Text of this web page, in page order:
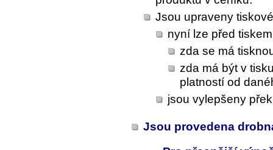
Jsou upraveny
nyní lze před
zda se má
zda má být v
platností od
jsou vylepšeny
Jsou provedena